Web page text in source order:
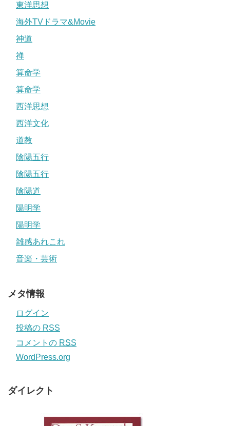
東洋思想
海外TVドラマ&Movie
神道
禅
算命学
算命学
西洋思想
西洋文化
道教
陰陽五行
陰陽五行
陰陽道
陽明学
陽明学
雑感あれこれ
音楽・芸術
メタ情報
ログイン
投稿の RSS
コメントの RSS
WordPress.org
ダイレクト